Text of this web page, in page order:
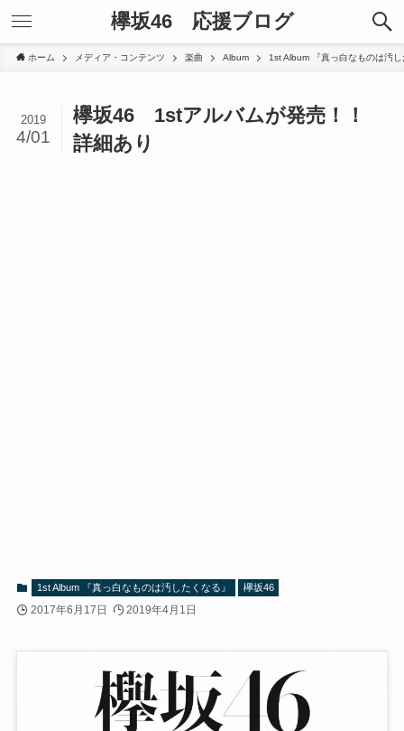
欅坂46 応援ブログ
ホーム メディア・コンテンツ 楽曲 Album 1st Album 『真っ白なものは汚
欅坂46 1stアルバムが発売！！
詳細あり
2019
4/01
1st Album 『真っ白なものは汚したくなる』 欅坂46
2017年6月17日 2019年4月1日